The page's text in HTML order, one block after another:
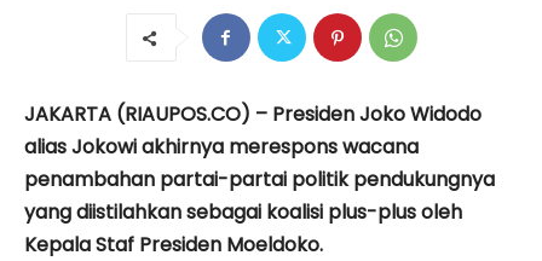
JAKARTA (RIAUPOS.CO) – Presiden Joko Widodo
alias Jokowi akhirnya merespons wacana
penambahan partai-partai politik pendukungnya
yang diistilahkan sebagai koalisi plus-plus oleh
Kepala Staf Presiden Moeldoko.